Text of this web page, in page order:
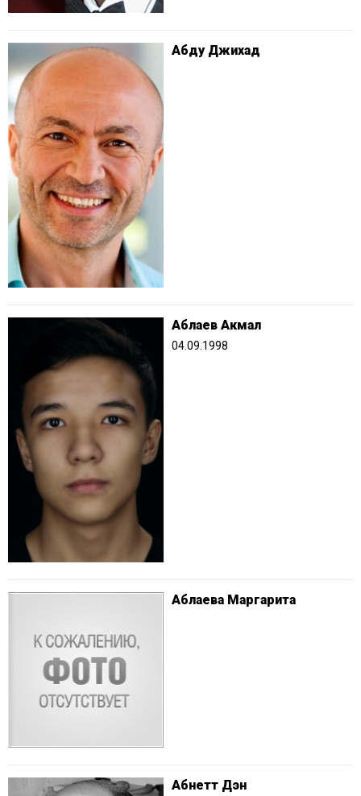
Абду Джихад
Аблаев Акмал
04.09.1998
Аблаева Маргарита
Абнетт Дэн